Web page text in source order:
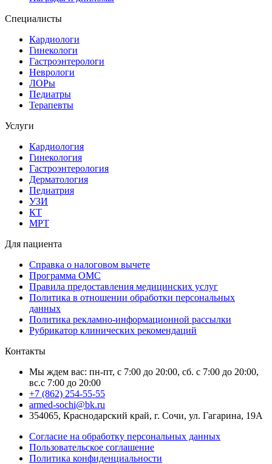
Специалисты
Кардиологи
Гинекологи
Гастроэнтерологи
Неврологи
ЛОРы
Педиатры
Терапевты
Услуги
Кардиология
Гинекология
Гастроэнтерология
Дерматология
Педиатрия
УЗИ
КТ
МРТ
Для пациента
Справка о налоговом вычете
Программа ОМС
Правила предоставления медицинских услуг
Политика в отношении обработки персональных
данных
Политика рекламно-информационной рассылки
Рубрикатор клинических рекомендаций
Контакты
Мы ждем вас: пн-пт, с 7:00 до 20:00, сб. с 7:00 до 20:00,
вс.с 7:00 до 20:00
+7 (862) 254-55-55
armed-sochi@bk.ru
354065, Краснодарский край, г. Сочи, ул. Гагарина, 19А
Согласие на обработку персональных данных
Пользовательское соглашение
Политика конфиденциальности